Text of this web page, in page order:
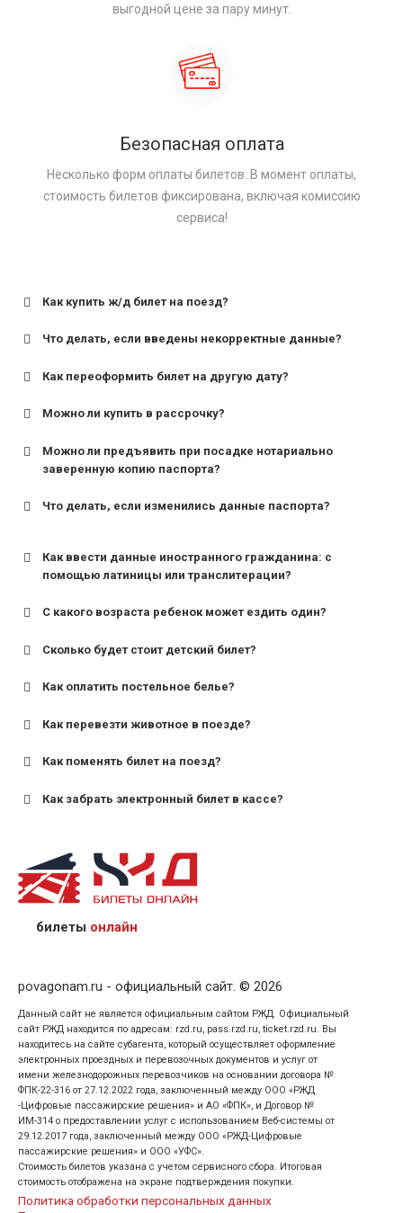
выгодной цене за пару минут.
Безопасная оплата
Несколько форм оплаты билетов. В момент оплаты,
стоимость билетов фиксирована, включая комиссию
сервиса!
Как купить ж/д билет на поезд?
Что делать, если введены некорректные данные?
Как переоформить билет на другую дату?
Можно ли купить в рассрочку?
Можно ли предъявить при посадке нотариально
заверенную копию паспорта?
Что делать, если изменились данные паспорта?
Как ввести данные иностранного гражданина: с
помощью латиницы или транслитерации?
С какого возраста ребенок может ездить один?
для поездов дальнего следования — от 10 лет и
для пригородных поездов — от 7 лет.
Сколько будет стоит детский билет?
Как оплатить постельное белье?
Как перевезти животное в поезде?
Как поменять билет на поезд?
Как забрать электронный билет в кассе?
назвав кассиру 14-значный номер заказа;
предъявив удостоверение личности пассажира, на
кого оформлен билет.
билеты онлайн
povagonam.ru - официальный сайт. © 2026
Данный сайт не является официальным сайтом РЖД. Официальный
сайт РЖД находится по адресам: rzd.ru, pass.rzd.ru, ticket.rzd.ru. Вы
находитесь на сайте субагента, который осуществляет оформление
электронных проездных и перевозочных документов и услуг от
имени железнодорожных перевозчиков на основании договора №
ФПК-22-316 от 27.12.2022 года, заключенный между ООО «РЖД
-Цифровые пассажирские решения» и АО «ФПК», и Договор №
ИМ-314 о предоставлении услуг с использованием Веб-системы от
29.12.2017 года, заключенный между ООО «РЖД-Цифровые
пассажирские решения» и ООО «УФС».
Стоимость билетов указана с учетом сервисного сбора. Итоговая
стоимость отображена на экране подтверждения покупки.
Политика обработки персональных данных